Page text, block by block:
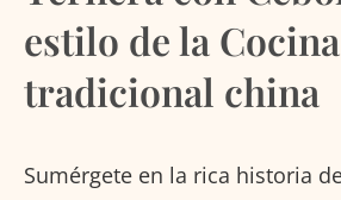
estilo de la Cocina
tradicional china
Sumérgete en la rica historia